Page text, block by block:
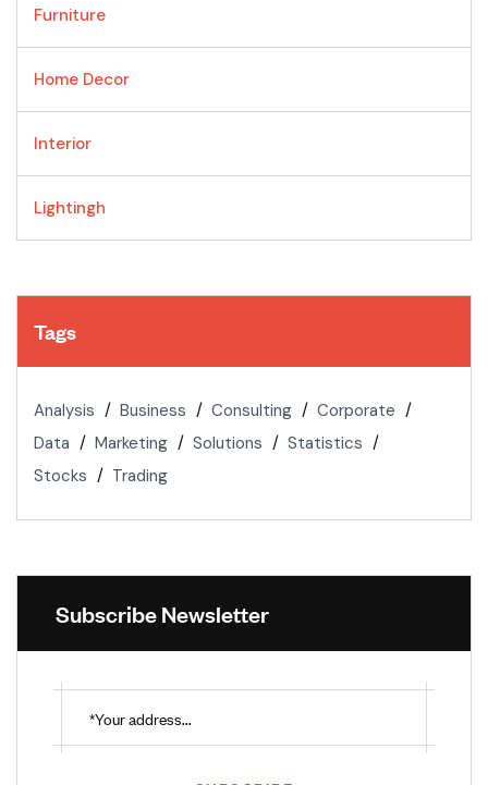
Furniture
Home Decor
Interior
Lightingh
Tags
Analysis Business Consulting
Corporate
Data
Marketing Solutions
Statistics
Stocks
Trading
Subscribe Newsletter